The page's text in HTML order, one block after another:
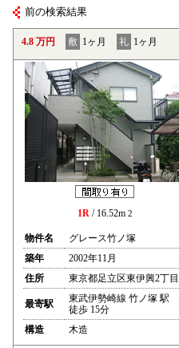
前の検索結果
4.8 万円 敷 1ヶ月 礼 1ヶ月
1R/ 16.52m 2
物件名
グレース竹ノ塚
築年
2002年11月
住所
東京都足立区東伊興2丁目
最寄駅
東武伊勢崎線 竹ノ塚 駅
徒歩 15分
構造
木造